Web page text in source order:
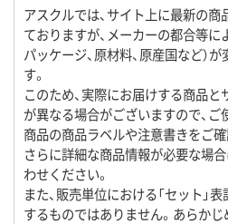
アスクルでは、サイト上に最新の
ておりますが、メーカーの都合等によ
パッケージ、原材料、原産国など）
す。
このため、実際にお届けする商品
が異なる場合がございますので、
商品の商品ラベルや注意書きをご確
さらに詳細な商品情報が必要な場
わせください。
また、販売単位における「セット」
するものではありません。あらかじ